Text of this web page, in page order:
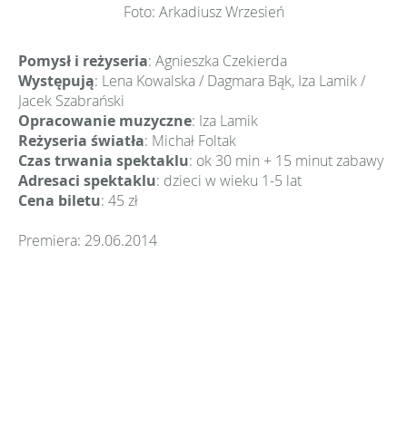
Foto: Arkadiusz Wrzesień
Pomysł i reżyseria: Agnieszka Czekierda
Występują: Lena Kowalska / Dagmara Bąk, Iza Lamik /
Jacek Szabrański
Opracowanie muzyczne: Iza Lamik
Reżyseria światła: Michał Foltak
Czas trwania spektaklu: ok 30 min + 15 minut zabawy
Adresaci spektaklu: dzieci w wieku 1-5 lat
Cena biletu: 45 zł
Premiera: 29.06.2014